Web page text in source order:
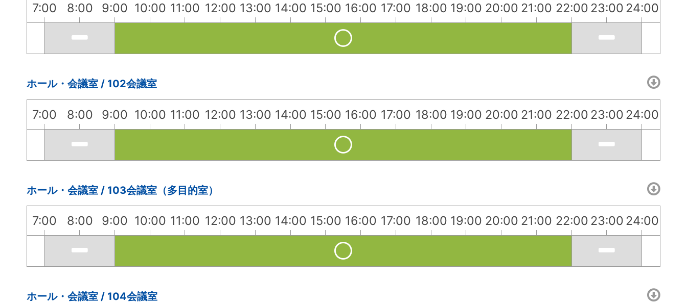
7:00 8:00 9:00 10:00 11:00 12:00 13:00 14:00 15:00 16:00 17:00 18:00 19:00 20:00 21:00 22:00 23:00 24:00
ホール・会議室 / 102会議室
7:00 8:00 9:00 10:00 11:00 12:00 13:00 14:00 15:00 16:00 17:00 18:00 19:00 20:00 21:00 22:00 23:00 24:00
ホール・会議室 / 103会議室（多目的室）
7:00 8:00 9:00 10:00 11:00 12:00 13:00 14:00 15:00 16:00 17:00 18:00 19:00 20:00 21:00 22:00 23:00 24:00
ホール・会議室 / 104会議室